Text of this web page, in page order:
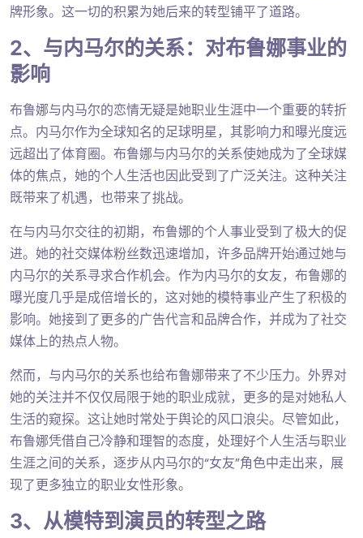
牌形象。这一切的积累为她后来的转型铺平了道路。
2、与内马尔的关系：对布鲁娜事业的
影响
布鲁娜与内马尔的恋情无疑是她职业生涯中一个重要的转折
点。内马尔作为全球知名的足球明星，其影响力和曝光度远
远超出了体育圈。布鲁娜与内马尔的关系使她成为了全球媒
体的焦点，她的个人生活也因此受到了广泛关注。这种关注
既带来了机遇，也带来了挑战。
在与内马尔交往的初期，布鲁娜的个人事业受到了极大的促
进。她的社交媒体粉丝数迅速增加，许多品牌开始通过她与
内马尔的关系寻求合作机会。作为内马尔的女友，布鲁娜的
曝光度几乎是成倍增长的，这对她的模特事业产生了积极的
影响。她接到了更多的广告代言和品牌合作，并成为了社交
媒体上的热点人物。
然而，与内马尔的关系也给布鲁娜带来了不少压力。外界对
她的关注并不仅仅局限于她的职业成就，更多的是对她私人
生活的窥探。这让她时常处于舆论的风口浪尖。尽管如此，
布鲁娜凭借自己冷静和理智的态度，处理好个人生活与职业
生涯之间的关系，逐步从内马尔的“女友”角色中走出来，展
现了更多独立的职业女性形象。
3、从模特到演员的转型之路